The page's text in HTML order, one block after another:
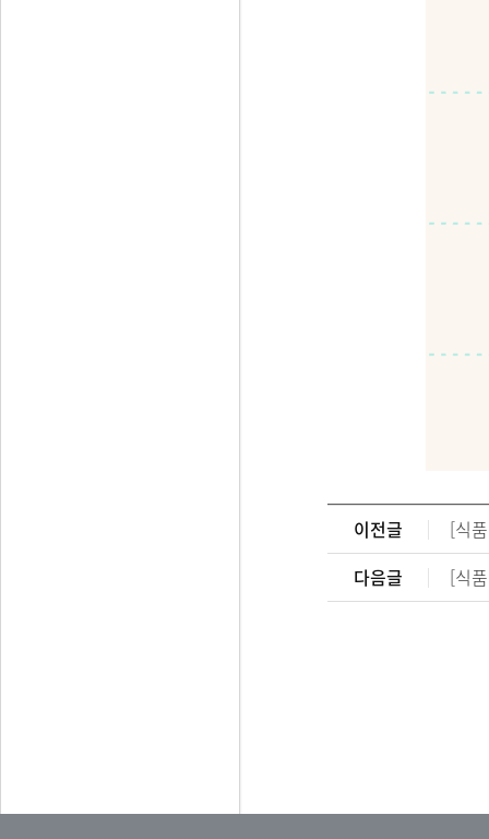
이전글
[식
다음글
[식